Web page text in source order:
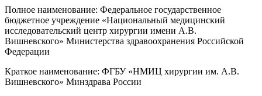
Полное наименование: Федеральное государственное
бюджетное учреждение «Национальный медицинский
исследовательский центр хирургии имени А.В.
Вишневского» Министерства здравоохранения Российской
Федерации
Краткое наименование: ФГБУ «НМИЦ хирургии им. А.В.
Вишневского» Минздрава России